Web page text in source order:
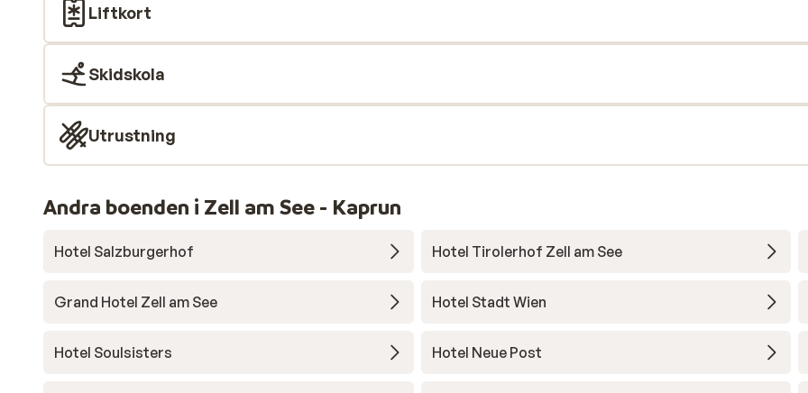
Liftkort
Skidskola
Utrustning
Andra boenden i Zell am See - Kaprun
Hotel Salzburgerhof Hotel Tirolerhof Zell am See
Grand Hotel Zell am See Hotel Stadt Wien
Hotel Soulsisters Hotel Neue Post